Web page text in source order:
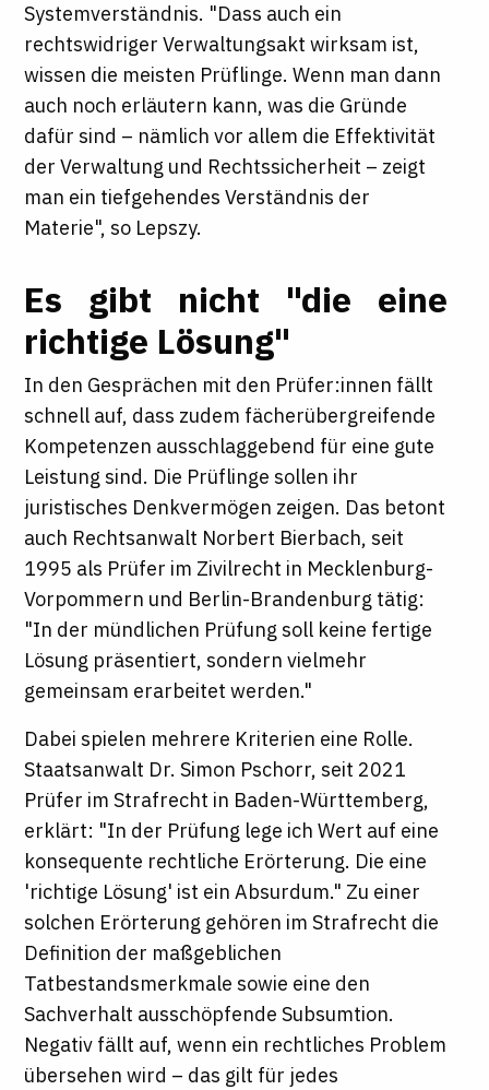
Systemverständnis. "Dass auch ein
rechtswidriger Verwaltungsakt wirksam ist,
wissen die meisten Prüflinge. Wenn man dann
auch noch erläutern kann, was die Gründe
dafür sind – nämlich vor allem die Effektivität
der Verwaltung und Rechtssicherheit – zeigt
man ein tiefgehendes Verständnis der
Materie", so Lepszy.
Es gibt nicht "die eine
richtige Lösung"
In den Gesprächen mit den Prüfer:innen fällt
schnell auf, dass zudem fächerübergreifende
Kompetenzen ausschlaggebend für eine gute
Leistung sind. Die Prüflinge sollen ihr
juristisches Denkvermögen zeigen. Das betont
auch Rechtsanwalt Norbert Bierbach, seit
1995 als Prüfer im Zivilrecht in Mecklenburg-
Vorpommern und Berlin-Brandenburg tätig:
"In der mündlichen Prüfung soll keine fertige
Lösung präsentiert, sondern vielmehr
gemeinsam erarbeitet werden."
Dabei spielen mehrere Kriterien eine Rolle.
Staatsanwalt Dr. Simon Pschorr, seit 2021
Prüfer im Strafrecht in Baden-Württemberg,
erklärt: "In der Prüfung lege ich Wert auf eine
konsequente rechtliche Erörterung. Die eine
'richtige Lösung' ist ein Absurdum." Zu einer
solchen Erörterung gehören im Strafrecht die
Definition der maßgeblichen
Tatbestandsmerkmale sowie eine den
Sachverhalt ausschöpfende Subsumtion.
Negativ fällt auf, wenn ein rechtliches Problem
übersehen wird – das gilt für jedes